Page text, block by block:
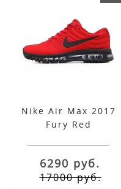
Nike Air Max 2017
Fury Red
6290 руб.
17000 руб.